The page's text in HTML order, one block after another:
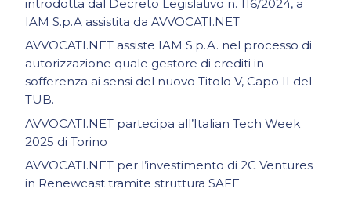
introdotta dal Decreto Legislativo n. 116/2024, a
IAM S.p.A assistita da AVVOCATI.NET
AVVOCATI.NET assiste IAM S.p.A. nel processo di
autorizzazione quale gestore di crediti in
sofferenza ai sensi del nuovo Titolo V, Capo II del
TUB.
AVVOCATI.NET partecipa all’Italian Tech Week
2025 di Torino
AVVOCATI.NET per l’investimento di 2C Ventures
in Renewcast tramite struttura SAFE